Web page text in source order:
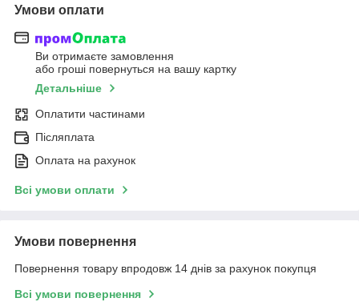
Умови оплати
Ви отримаєте замовлення
або гроші повернуться на вашу картку
Детальніше
Оплатити частинами
Післяплата
Оплата на рахунок
Всі умови оплати
Умови повернення
Повернення товару впродовж 14 днів за рахунок покупця
Всі умови повернення